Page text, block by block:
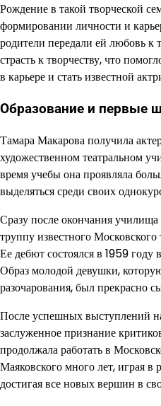
Рождение в такой творческой
формировании личности и
родители передали ей любовь к
страсть к творчеству, что
в карьере и стать известной
Образование и первые
Тамара Макарова получила
художественном театральном
время учебы она проявляла
выделяться среди своих
Сразу после окончания
труппу известного
Ее дебют состоялся в 1959 году
Образ молодой девушки,
разочарования, был прекрасно
После успешных выступлений
заслуженное признание
продолжала работать в
Маяковского много лет, играя в
достигая все новых вершин в